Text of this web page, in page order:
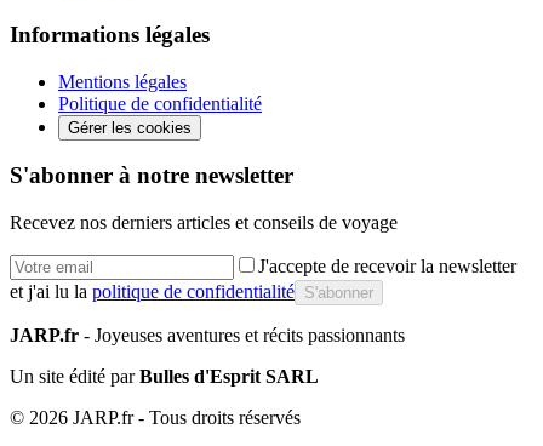
Informations légales
Mentions légales
Politique de confidentialité
Gérer les cookies
S'abonner à notre newsletter
Recevez nos derniers articles et conseils de voyage
J'accepte de recevoir la newsletter
et j'ai lu la politique de confidentialité S'abonner
JARP.fr - Joyeuses aventures et récits passionnants
Un site édité parBulles d'Esprit SARL
© 2026 JARP.fr - Tous droits réservés